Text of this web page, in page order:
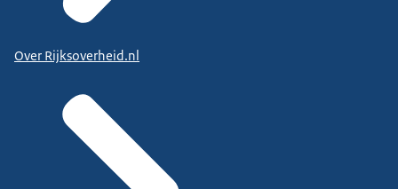
Over Rijksoverheid.nl